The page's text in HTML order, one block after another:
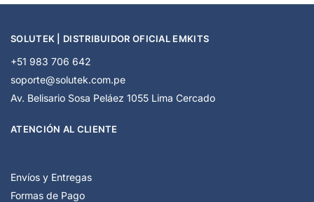
SOLUTEK | DISTRIBUIDOR OFICIAL EMKITS
+51 983 706 642
soporte@solutek.com.pe
Av. Belisario Sosa Peláez 1055 Lima Cercado
ATENCIÓN AL CLIENTE
Envíos y Entregas
Formas de Pago